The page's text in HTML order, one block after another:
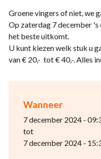
Wanneer
7 december 2024 -
tot
7 december 2024 -
Groene vingers of niet, we
Op zaterdag 7 december
het beste uitkomt.
U kunt kiezen welk stuk u
van € 20,- tot € 40,-. Alles